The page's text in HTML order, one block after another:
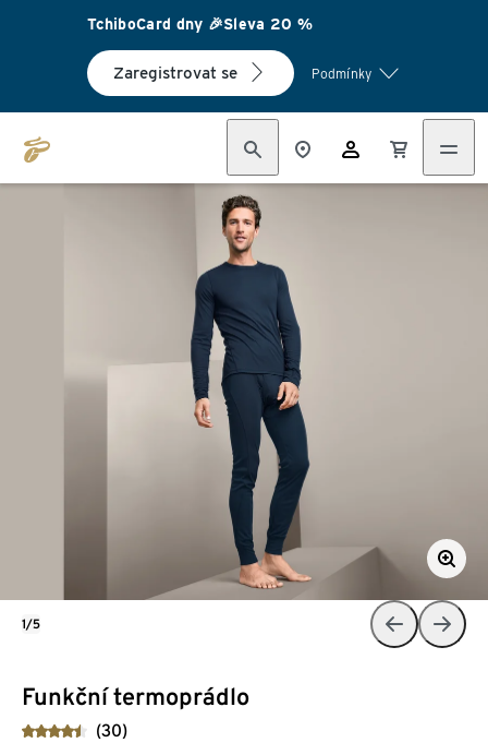
TchiboCard dny 🎉Sleva 20 %
Zaregistrovat se Podmínky
Funkční termoprádlo
(30)
1/5